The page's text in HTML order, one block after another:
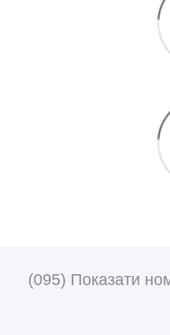
(095) Показати